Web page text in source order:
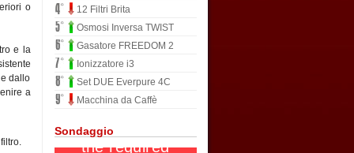
o
e la
dallo
a
12 Filtri Brita
Osmosi Inversa TWIST
Gasatore FREEDOM 2
Ionizzatore i3
Set DUE Everpure 4C
Macchina da Caffè
Sondaggio